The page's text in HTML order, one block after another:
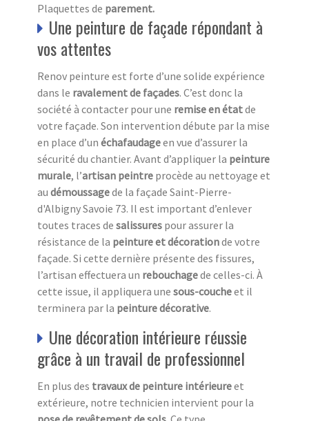
Plaquettes de parement.
Une peinture de façade répondant à
vos attentes
Renov peinture est forte d’une solide expérience
dans le ravalement de façades. C’est donc la
société à contacter pour une remise en étatde
votre façade. Son intervention débute par la mise
en place d’un échafaudageen vue d’assurer la
sécurité du chantier. Avant d’appliquer la peinture
murale, l’artisan peintre procède au nettoyage et
au démoussagede la façade Saint-Pierre-
d'Albigny Savoie 73. Il est important d’enlever
toutes traces de salissures pour assurer la
résistance de la peinture et décorationde votre
façade. Si cette dernière présente des fissures,
l’artisan effectuera un rebouchagede celles-ci. À
cette issue, il appliquera une sous-coucheet il
terminera par la peinture décorative.
Une décoration intérieure réussie
grâce à un travail de professionnel
En plus des travaux de peinture intérieureet
extérieure, notre technicien intervient pour la